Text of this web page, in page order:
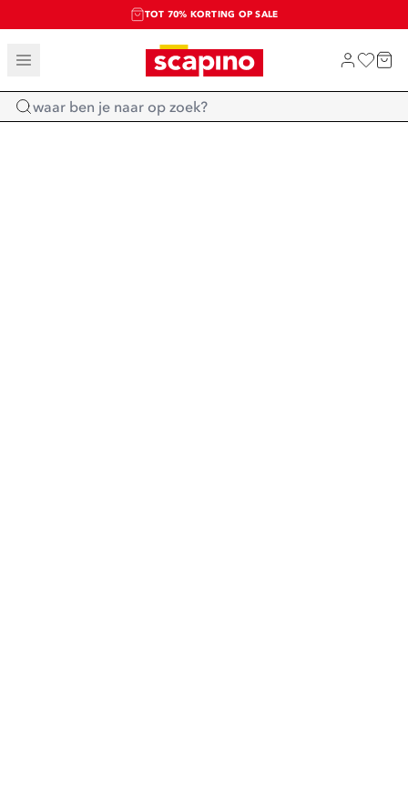
TOT 70% KORTING OP SALE
SALE: LAATSTE KANS!
SHOP NIEUW
Home